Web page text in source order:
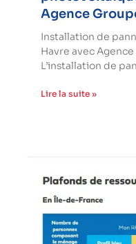
Agence
Installation de
Havre avec
L’installation de
Lire la suite »